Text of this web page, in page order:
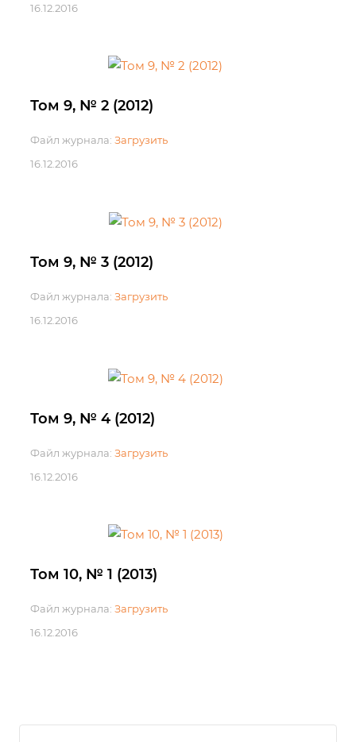
16.12.2016
Том 9, № 2 (2012)
Файл журнала: Загрузить
16.12.2016
Том 9, № 3 (2012)
Файл журнала: Загрузить
16.12.2016
Том 9, № 4 (2012)
Файл журнала: Загрузить
16.12.2016
Том 10, № 1 (2013)
Файл журнала: Загрузить
16.12.2016